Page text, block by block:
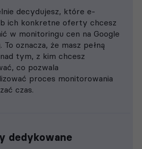
decydujesz, które e-
ich konkretne oferty chcesz
w monitoringu cen na Google
To oznacza, że masz pełną
tym, z kim chcesz
co pozwala
proces monitorowania
czas.
dedykowane